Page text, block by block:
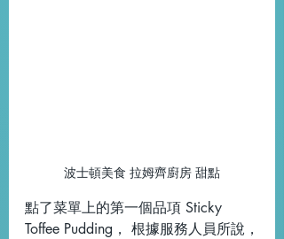
波士頓美食 拉姆齊廚房 甜點
點了菜單上的第一個品項 Sticky
Toffee Pudding， 根據服務人員所說，